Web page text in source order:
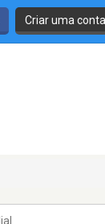
Criar uma conta